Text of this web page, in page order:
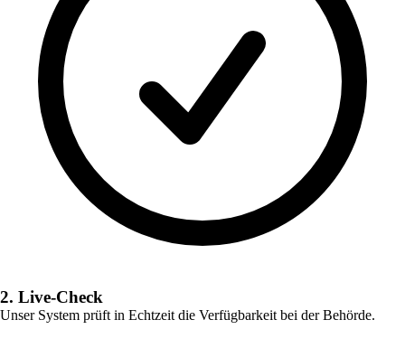
2. Live-Check
Unser System prüft in Echtzeit die Verfügbarkeit bei der Behörde.